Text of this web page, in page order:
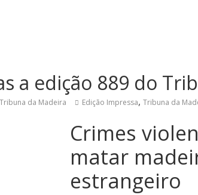
a edição 889 do
Tribuna da Madeira Edição Impressa, Tribuna da
Crimes
matar
estrangeiro